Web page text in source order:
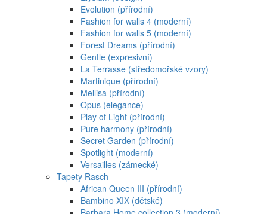
Evolution (přírodní)
Fashion for walls 4 (moderní)
Fashion for walls 5 (moderní)
Forest Dreams (přírodní)
Gentle (expresivní)
La Terrasse (středomořské vzory)
Martinique (přírodní)
Mellisa (přírodní)
Opus (elegance)
Play of Light (přírodní)
Pure harmony (přírodní)
Secret Garden (přírodní)
Spotlight (moderní)
Versailles (zámecké)
Tapety Rasch
African Queen III (přírodní)
Bambino XIX (dětské)